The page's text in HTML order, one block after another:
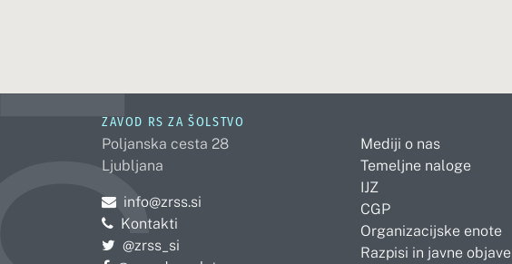
ZAVOD RS ZA ŠOLSTVO
Poljanska cesta 28
Ljubljana
Pošljite e-mail na
info@zrss.si
Kontakti
Pojdite na Twitter:
@zrss_si
Mediji o nas
Temeljne naloge
IJZ
CGP
Organizacijske enote
Razpisi in javne objave